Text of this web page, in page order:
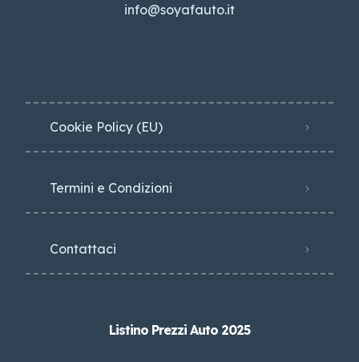
info@soyafauto.it
Cookie Policy (EU)
Termini e Condizioni
Contattaci
Listino Prezzi Auto 2025